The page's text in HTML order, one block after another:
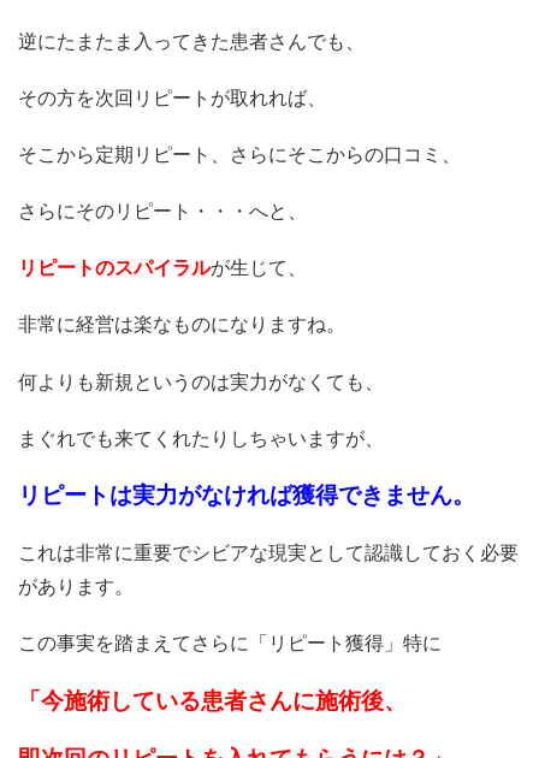
逆にたまたま入ってきた患者さんでも、
その方を次回リピートが取れれば、
そこから定期リピート、さらにそこからの口コミ、
さらにそのリピート・・・へと、
リピートのスパイラルが生じて、
非常に経営は楽なものになりますね。
何よりも新規というのは実力がなくても、
まぐれでも来てくれたりしちゃいますが、
リピートは実力がなければ獲得できません。
これは非常に重要でシビアな現実として認識しておく必要
があります。
この事実を踏まえてさらに「リピート獲得」特に
「今施術している患者さんに施術後、